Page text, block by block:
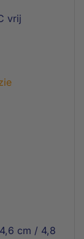
vrij
cm / 4,8